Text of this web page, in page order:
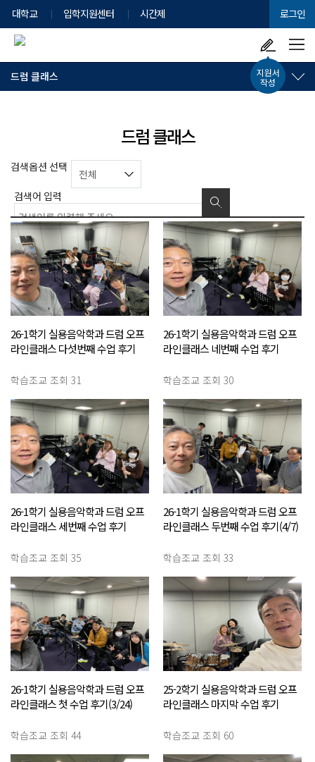
대학교 입학지원센터 시간제 로그인
지원서
작성
드럼 클래스
드럼 클래스
총46건
검
용
검색옵션 선택
검색어 입력 검색
26-1학기 실용음악학과 드럼 오프
라인클래스 다섯번째 수업 후기
학습조교 조회 31
26-1학기 실용음악학과 드럼 오프
라인클래스 네번째 수업 후기
학습조교 조회 30
26-1학기 실용음악학과 드럼 오프
라인클래스 세번째 수업 후기
학습조교 조회 35
26-1학기 실용음악학과 드럼 오프
라인클래스 두번째 수업 후기(4/7)
학습조교 조회 33
26-1학기 실용음악학과 드럼 오프
라인클래스 첫 수업 후기(3/24)
학습조교 조회 44
25-2학기 실용음악학과 드럼 오프
라인클래스 마지막 수업 후기
학습조교 조회 60